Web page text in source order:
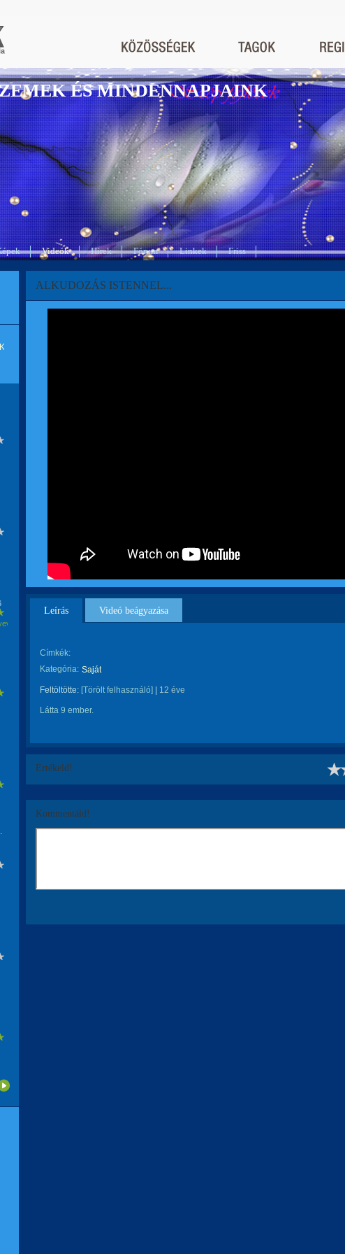
ÉS MINDENNAPJAINK
Videók Hírek Fórum Linkek Friss
ALKUDOZÁS ISTENNEL...
Leírás Videó beágyazása
Címkék:
Kategória: Saját
Feltöltötte: [Törölt felhasználó] 12 éve
Látta 9 ember.
Értékeld!
Kommentáld!